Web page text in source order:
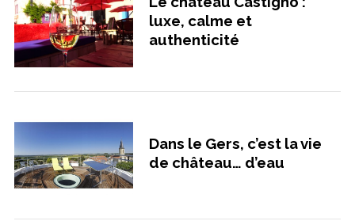
luxe, calme et
authenticité
Dans le Gers, c’est la vie
de château… d’eau